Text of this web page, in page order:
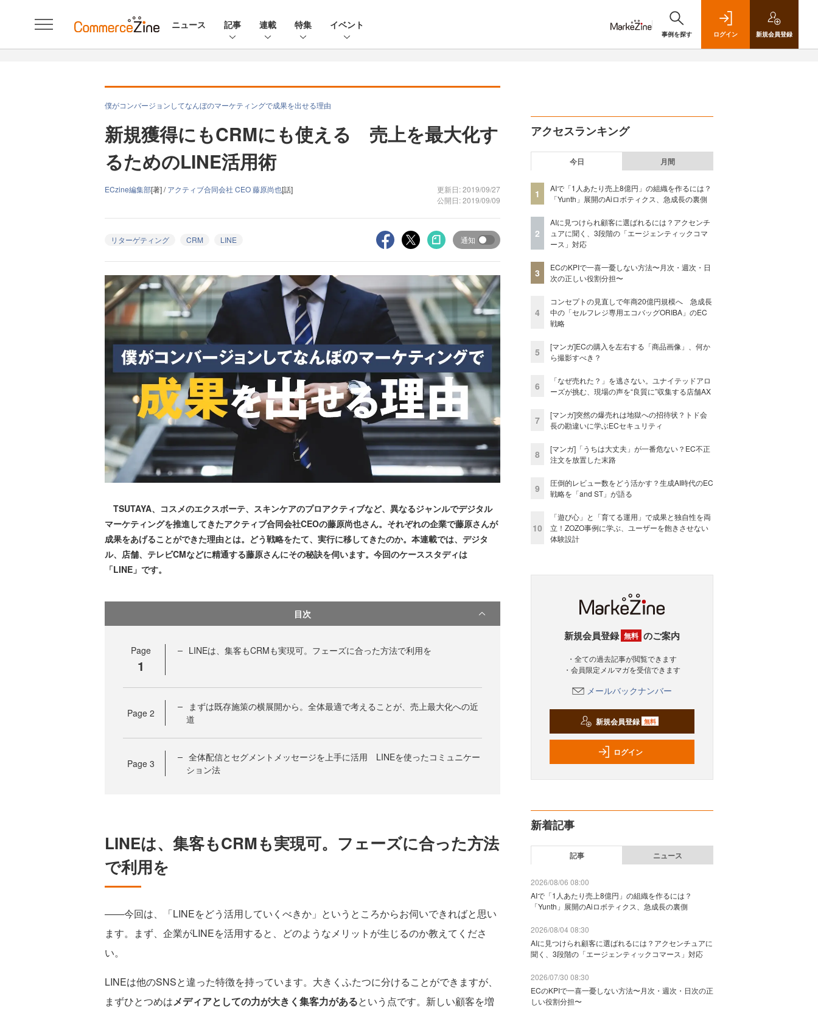
ニュース 記事 連載 特集 イベント
事例を探す ログイン 新規会員登録
僕がコンバージョンしてなんぼのマーケティングで成果を出せる理由
新規獲得にもCRMにも使える 売上を最大化す
るためのLINE活用術
ECzine編集部[著] /アクティブ合同会社 CEO 藤原尚也[話]
更新日: 2019/09/27
公開日: 2019/09/09
リターゲティング CRM LINE 通知
TSUTAYA、コスメのエクスボーテ、スキンケアのプロアクティブなど、異なるジャンルでデジタル
マーケティングを推進してきたアクティブ合同会社CEOの藤原尚也さん。それぞれの企業で藤原さんが
成果をあげることができた理由とは。どう戦略をたて、実行に移してきたのか。本連載では、デジタ
ル、店舗、テレビCMなどに精通する藤原さんにその秘訣を伺います。今回のケーススタディは
「LINE」です。
目次
Page
1
LINEは、集客もCRMも実現可。フェーズに合った方法で利用を
Page 2
まずは既存施策の横展開から。全体最適で考えることが、売上最大化への近
道
Page 3
全体配信とセグメントメッセージを上手に活用 LINEを使ったコミュニケー
ション法
LINEは、集客もCRMも実現可。フェーズに合った方法
で利用を
――今回は、「LINEをどう活用していくべきか」というところからお伺いできればと思い
ます。まず、企業がLINEを活用すると、どのようなメリットが生じるのか教えてくださ
い。
LINEは他のSNSと違った特徴を持っています。大きくふたつに分けることができますが、
まずひとつめはメディアとしての力が大きく集客力があるという点です。新しい顧客を増
アクセスランキング
今日 月間
1
AIで「1人あたり売上8億円」の組織を作るには？
「Yunth」展開のAiロボティクス、急成長の裏側
2
AIに見つけられ顧客に選ばれるには？アクセンチ
ュアに聞く、3段階の「エージェンティックコマ
ース」対応
3
ECのKPIで一喜一憂しない方法〜月次・週次・日
次の正しい役割分担〜
4
コンセプトの見直しで年商20億円規模へ 急成長
中の「セルフレジ専用エコバッグORIBA」のEC
戦略
5
[マンガ]ECの購入を左右する「商品画像」、何か
ら撮影すべき？
6
「なぜ売れた？」を逃さない。ユナイテッドアロ
ーズが挑む、現場の声を“良質に”収集する店舗AX
7
[マンガ]突然の爆売れは地獄への招待状？トド会
長の勘違いに学ぶECセキュリティ
8
[マンガ]「うちは大丈夫」が一番危ない？EC不正
注文を放置した末路
9
圧倒的レビュー数をどう活かす？生成AI時代のEC
戦略を「and ST」が語る
10
「遊び心」と「育てる運用」で成果と独自性を両
立！ZOZO事例に学ぶ、ユーザーを飽きさせない
体験設計
新規会員登録 無料 のご案内
・全ての過去記事が閲覧できます
・会員限定メルマガを受信できます
メールバックナンバー
新規会員登録 無料
ログイン
新着記事
記事 ニュース
2026/08/06 08:00
AIで「1人あたり売上8億円」の組織を作るには？
「Yunth」展開のAiロボティクス、急成長の裏側
2026/08/04 08:30
AIに見つけられ顧客に選ばれるには？アクセンチュアに
聞く、3段階の「エージェンティックコマース」対応
2026/07/30 08:30
ECのKPIで一喜一憂しない方法〜月次・週次・日次の正
しい役割分担〜